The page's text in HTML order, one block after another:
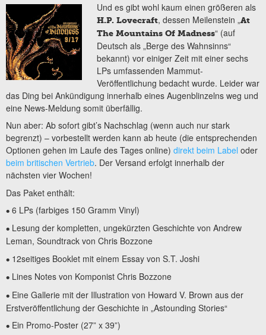
Und es gibt wohl kaum einen größeren als
H.P. Lovecraft, dessen Meilenstein „At
The Mountains Of Madness“ (auf
Deutsch als „Berge des Wahnsinns“
bekannt) vor einiger Zeit mit einer sechs
LPs umfassenden Mammut-
Veröffentlichung bedacht wurde. Leider war
das Ding bei Ankündigung innerhalb eines Augenblinzelns weg und
eine News-Meldung somit überfällig.
Nun aber: Ab sofort gibt’s Nachschlag (wenn auch nur stark
begrenzt) – vorbestellt werden kann ab heute (die entsprechenden
Optionen gehen im Laufe des Tages online) direkt beim Label oder
beim britischen Vertrieb. Der Versand erfolgt innerhalb der
nächsten vier Wochen!
Das Paket enthält:
• 6 LPs (farbiges 150 Gramm Vinyl)
• Lesung der kompletten, ungekürzten Geschichte von Andrew
Leman, Soundtrack von Chris Bozzone
• 12seitiges Booklet mit einem Essay von S.T. Joshi
• Lines Notes von Komponist Chris Bozzone
• Eine Gallerie mit der Illustration von Howard V. Brown aus der
Erstveröffentlichung der Geschichte in „Astounding Stories“
• Ein Promo-Poster (27” x 39”)